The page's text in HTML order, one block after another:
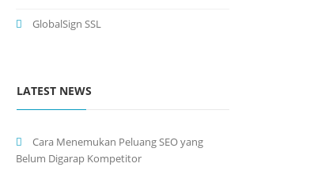
GlobalSign SSL
LATEST NEWS
Cara Menemukan Peluang SEO yang
Belum Digarap Kompetitor